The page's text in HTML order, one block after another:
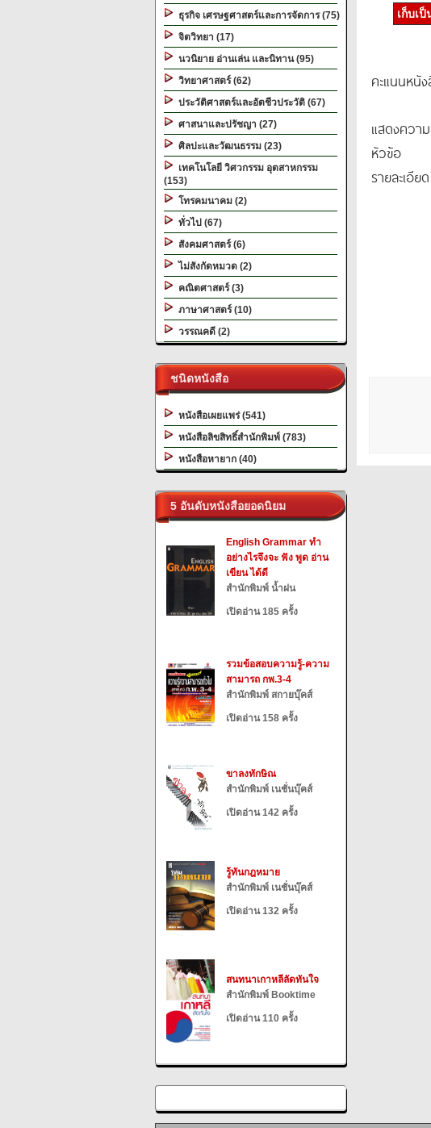
ธุรกิจ เศรษฐศาสตร์และการจัดการ (75)
จิตวิทยา (17)
นวนิยาย อ่านเล่น และนิทาน (95)
วิทยาศาสตร์ (62)
ประวัติศาสตร์และอัตชีวประวัติ (67)
ศาสนาและปรัชญา (27)
ศิลปะและวัฒนธรรม (23)
เทคโนโลยี วิศวกรรม อุตสาหกรรม
(153)
โทรคมนาคม (2)
ทั่วไป (67)
สังคมศาสตร์ (6)
ไม่สังกัดหมวด (2)
คณิตศาสตร์ (3)
ภาษาศาสตร์ (10)
วรรณคดี (2)
ชนิดหนังสือ
หนังสือเผยแพร่ (541)
หนังสือลิขสิทธิ์สำนักพิมพ์ (783)
หนังสือหายาก (40)
5 อันดับหนังสือยอดนิยม
English Grammar ทำ
อย่างไรจึงจะ ฟัง พูด อ่าน
เขียน ได้ดี
สำนักพิมพ์ น้ำฝน
เปิดอ่าน 185 ครั้ง
รวมข้อสอบความรู้-ความ
สามารถ กพ.3-4
สำนักพิมพ์ สกายบุ๊คส์
เปิดอ่าน 158 ครั้ง
ขาลงทักษิณ
สำนักพิมพ์ เนชั่นบุ๊คส์
เปิดอ่าน 142 ครั้ง
รู้ทันกฎหมาย
สำนักพิมพ์ เนชั่นบุ๊คส์
เปิดอ่าน 132 ครั้ง
สนทนาเกาหลีลัดทันใจ
สำนักพิมพ์ Booktime
เปิดอ่าน 110 ครั้ง
เก็บเ
คะแนนหนั
แสดงควา
หัวข้อ
รายละเอียด